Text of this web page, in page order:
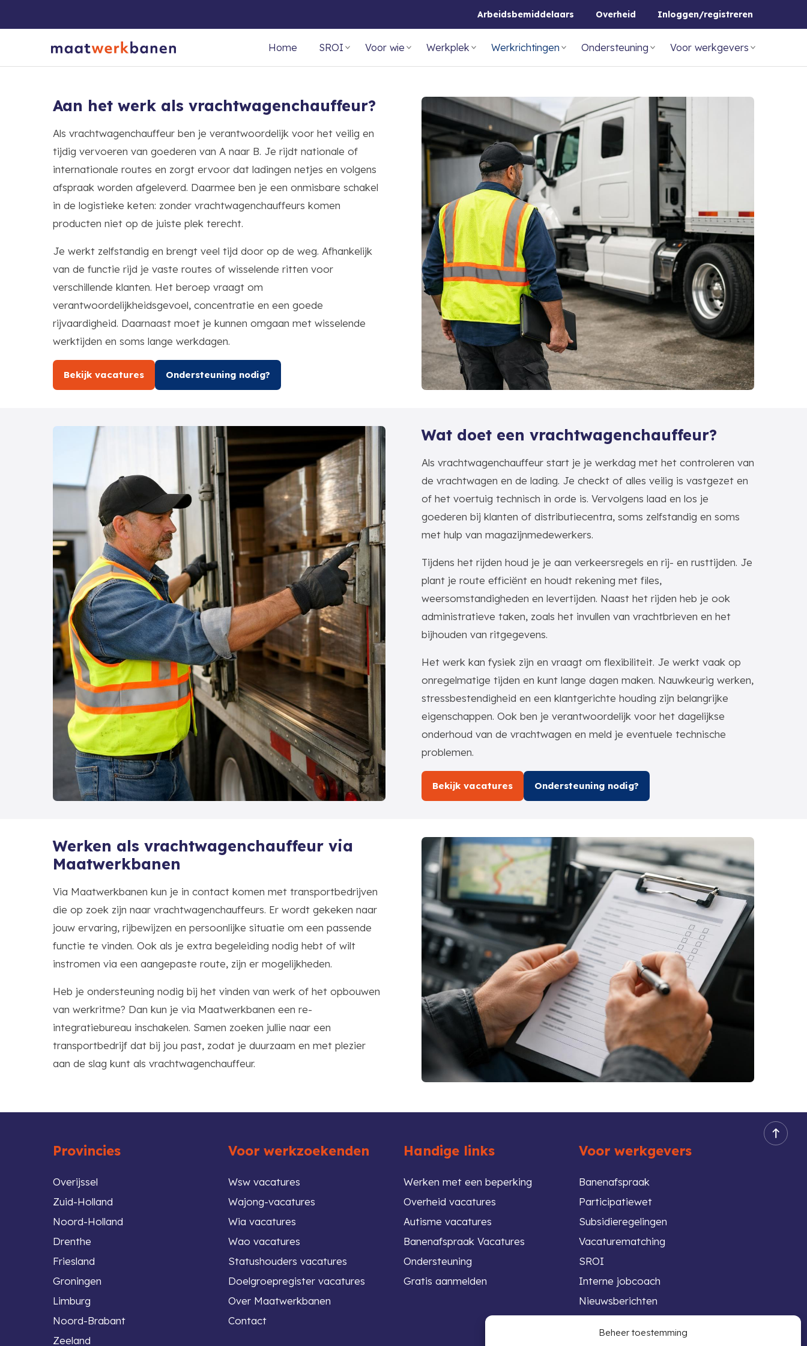
Beheer toestemming
Arbeidsbemiddelaars Overheid Inloggen/registreren
Home SROI Voor wie Werkplek Werkrichtingen Ondersteuning Voor werkgevers
Aan het werk als vrachtwagenchauffeur?
Als vrachtwagenchauffeur ben je verantwoordelijk voor het veilig en
tijdig vervoeren van goederen van A naar B. Je rijdt nationale of
internationale routes en zorgt ervoor dat ladingen netjes en volgens
afspraak worden afgeleverd. Daarmee ben je een onmisbare schakel
in de logistieke keten: zonder vrachtwagenchauffeurs komen
producten niet op de juiste plek terecht.
Je werkt zelfstandig en brengt veel tijd door op de weg. Afhankelijk
van de functie rijd je vaste routes of wisselende ritten voor
verschillende klanten. Het beroep vraagt om
verantwoordelijkheidsgevoel, concentratie en een goede
rijvaardigheid. Daarnaast moet je kunnen omgaan met wisselende
werktijden en soms lange werkdagen.
Bekijk vacatures Ondersteuning nodig?
Wat doet een vrachtwagenchauffeur?
Als vrachtwagenchauffeur start je je werkdag met het controleren van
de vrachtwagen en de lading. Je checkt of alles veilig is vastgezet en
of het voertuig technisch in orde is. Vervolgens laad en los je
goederen bij klanten of distributiecentra, soms zelfstandig en soms
met hulp van magazijnmedewerkers.
Tijdens het rijden houd je je aan verkeersregels en rij- en rusttijden. Je
plant je route efficiënt en houdt rekening met files,
weersomstandigheden en levertijden. Naast het rijden heb je ook
administratieve taken, zoals het invullen van vrachtbrieven en het
bijhouden van ritgegevens.
Het werk kan fysiek zijn en vraagt om flexibiliteit. Je werkt vaak op
onregelmatige tijden en kunt lange dagen maken. Nauwkeurig werken,
stressbestendigheid en een klantgerichte houding zijn belangrijke
eigenschappen. Ook ben je verantwoordelijk voor het dagelijkse
onderhoud van de vrachtwagen en meld je eventuele technische
problemen.
Bekijk vacatures Ondersteuning nodig?
Werken als vrachtwagenchauffeur via
Maatwerkbanen
Via Maatwerkbanen kun je in contact komen met transportbedrijven
die op zoek zijn naar vrachtwagenchauffeurs. Er wordt gekeken naar
jouw ervaring, rijbewijzen en persoonlijke situatie om een passende
functie te vinden. Ook als je extra begeleiding nodig hebt of wilt
instromen via een aangepaste route, zijn er mogelijkheden.
Heb je ondersteuning nodig bij het vinden van werk of het opbouwen
van werkritme? Dan kun je via Maatwerkbanen een re-
integratiebureau inschakelen. Samen zoeken jullie naar een
transportbedrijf dat bij jou past, zodat je duurzaam en met plezier
aan de slag kunt als vrachtwagenchauffeur.
Provincies
Overijssel
Zuid-Holland
Noord-Holland
Drenthe
Friesland
Groningen
Limburg
Noord-Brabant
Zeeland
Voor werkzoekenden
Wsw vacatures
Wajong-vacatures
Wia vacatures
Wao vacatures
Statushouders vacatures
Doelgroepregister vacatures
Over Maatwerkbanen
Contact
Handige links
Werken met een beperking
Overheid vacatures
Autisme vacatures
Banenafspraak Vacatures
Ondersteuning
Gratis aanmelden
Voor werkgevers
Banenafspraak
Participatiewet
Subsidieregelingen
Vacaturematching
SROI
Interne jobcoach
Nieuwsberichten